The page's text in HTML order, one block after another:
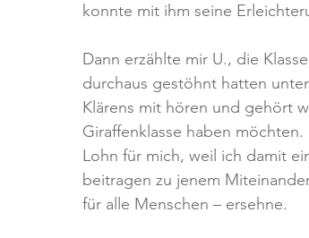
konnte mit ihm seine
Dann erzählte mir U., die
durchaus gestöhnt hatten
Klärens mit hören und gehört
Giraffenklasse haben
Lohn für mich, weil ich damit
beitragen zu jenem
für alle Menschen – ersehne.